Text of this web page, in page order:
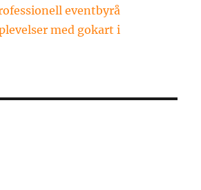
eventbyrå
med gokart i